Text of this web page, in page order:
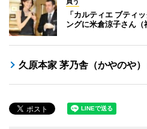
「カルティエ ブティ
ングに米倉涼子さん（
久原本家 茅乃舎（かやのや）